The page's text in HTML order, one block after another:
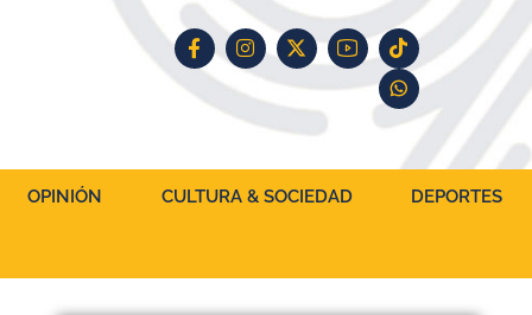
OPINIÓN CULTURA & SOCIEDAD DEPORTES